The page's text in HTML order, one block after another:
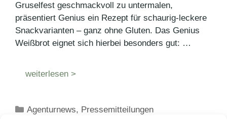
Gruselfest geschmackvoll zu untermalen,
präsentiert Genius ein Rezept für schaurig-leckere
Snackvarianten – ganz ohne Gluten. Das Genius
Weißbrot eignet sich hierbei besonders gut: …
weiterlesen >
Kategorien
Agenturnews, Pressemitteilungen